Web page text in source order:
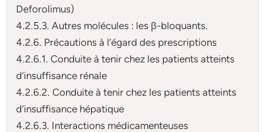
Deforolimus)
4.2.5.3. Autres molécules : les β-bloquants.
4.2.6. Précautions à l’égard des prescriptions
4.2.6.1. Conduite à tenir chez les patients atteints
d’insuffisance rénale
4.2.6.2. Conduite à tenir chez les patients atteints
d’insuffisance hépatique
4.2.6.3. Interactions médicamenteuses